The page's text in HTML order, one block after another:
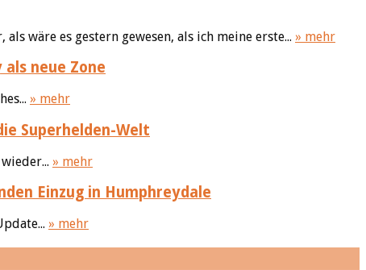
wäre es gestern gewesen, als ich meine erste... » mehr
neue Zone
» mehr
Superhelden-Welt
» mehr
Einzug in Humphreydale
» mehr